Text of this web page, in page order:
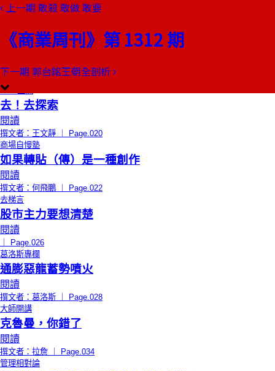
上一期 敢殺 敢做 敢要
《商業周刊》第 1312 期
下一期 郭台銘王朝全剖析
本期目錄
總編輯的話
管結果，還是管過程？
閱讀
撰文者：郭奕伶 ｜ Page.018
CEO上線
去！去探索
閱讀
撰文者：王文靜 ｜ Page.020
商場自慢塾
如果轉貼（傳）是一種創作
閱讀
撰文者：何飛鵬 ｜ Page.022
去梯言
股市主力要想清楚
閱讀
｜ Page.026
葛洛斯專欄
通膨惡龍蓄勢噴火
閱讀
撰文者：葛洛斯 ｜ Page.028
大師開講
克魯曼，你錯了
閱讀
撰文者：拉詹 ｜ Page.034
管理相對論